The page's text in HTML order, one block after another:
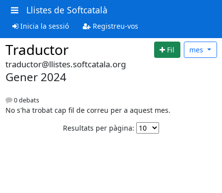
Llistes de Softcatalà
Inicia la sessió Registreu-vos
Traductor Fil mes
traductor@llistes.softcatala.org
Gener 2024
0 debats
No s'ha trobat cap fil de correu per a aquest mes.
Resultats per pàgina: